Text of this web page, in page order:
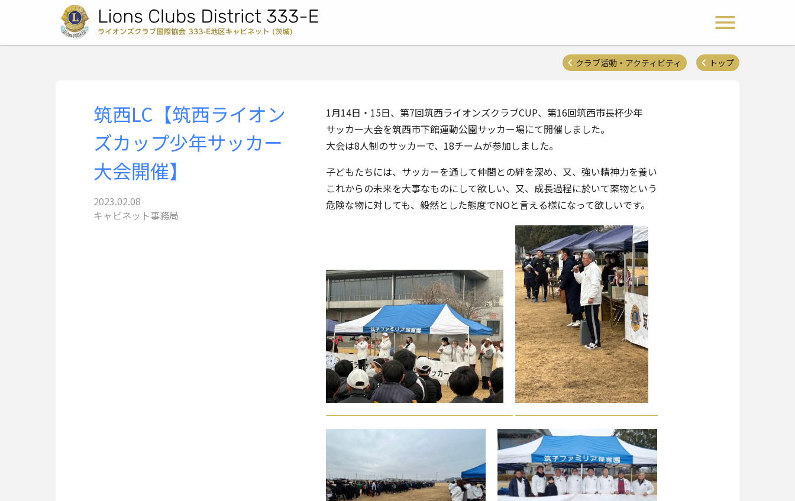
トップ
クラブ活動・アクティビティ
筑西LC【筑西ライオン
ズカップ少年サッカー
大会開催】
2023.02.08
キャビネット事務局
1月14日・15日、第7回筑西ライオンズクラブCUP、第16回筑西市長杯少年
サッカー大会を筑西市下館運動公園サッカー場にて開催しました。
大会は8人制のサッカーで、18チームが参加しました。
子どもたちには、サッカーを通して仲間との絆を深め、又、強い精神力を養い
これからの未来を大事なものにして欲しい、又、成長過程に於いて薬物という
危険な物に対しても、毅然とした態度でNOと言える様になって欲しいです。